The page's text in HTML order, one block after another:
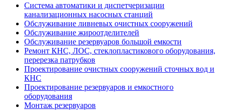
Система автоматики и диспетчеризации
канализационных насосных станций
Обслуживание ливневых очистных сооружений
Обслуживание жироотделителей
Обслуживание резервуаров большой емкости
Ремонт КНС, ЛОС, стеклопластикового оборудования,
перерезка патрубков
Проектирование очистных сооружений сточных вод и
КНС
Проектирование резервуаров и емкостного
оборудования
Монтаж резервуаров